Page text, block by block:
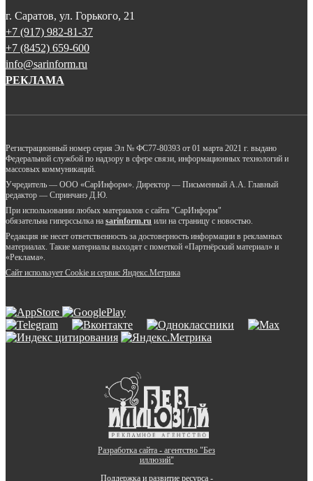
г. Саратов, ул. Горького, 21
+7 (917) 982-81-37
+7 (8452) 659-600
info@sarinform.ru
РЕКЛАМА
Регистрационный номер серия Эл № ФС77-80393 от 01 марта 2021 г. выдано
Федеральной службой по надзору в сфере связи, информационных технологий и
массовых коммуникаций.
Учредитель — ООО «СарИнформ». Директор — Письменный А.А. Главный
редактор — Спринчанэ Д.Ю.
При использовании любых материалов с сайта "СарИнформ"
обязательна гиперссылка на sarinform.ru или на страницу с новостью.
Редакция не несет ответственность за достоверность информации в рекламных
материалах. Такие материалы выходят с пометкой «Партнёрский материал» и
«Реклама».
Сайт использует Cookie и сервиc Яндекс.Метрика
Разработка сайта - агентство "Без
иллюзий"
Поддержка и развитие ресурса -